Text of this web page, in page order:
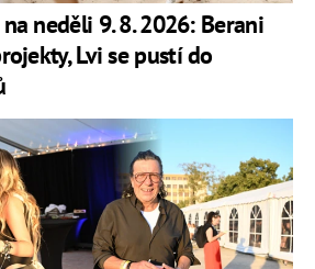
neděli 9. 8. 2026: Berani
Lvi se pustí do